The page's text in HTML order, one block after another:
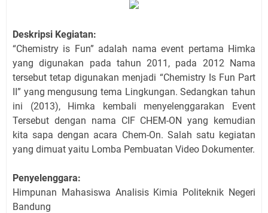
Deskripsi Kegiatan:
“Chemistry is Fun” adalah nama event pertama Himka
yang digunakan pada tahun 2011, pada 2012 Nama
tersebut tetap digunakan menjadi “Chemistry Is Fun Part
II” yang mengusung tema Lingkungan. Sedangkan tahun
ini (2013), Himka kembali menyelenggarakan Event
Tersebut dengan nama CIF CHEM-ON yang kemudian
kita sapa dengan acara Chem-On. Salah satu kegiatan
yang dimuat yaitu Lomba Pembuatan Video Dokumenter.
Penyelenggara:
Himpunan Mahasiswa Analisis Kimia Politeknik Negeri
Bandung